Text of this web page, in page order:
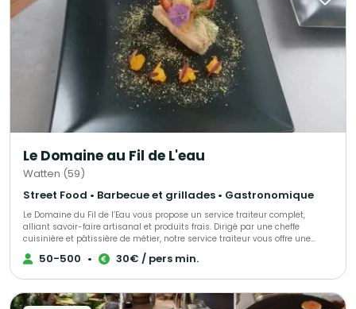
Le Domaine au Fil de L'eau
Watten (59)
Street Food • Barbecue et grillades • Gastronomique
Le Domaine du Fil de l’Eau vous propose un service traiteur complet,
alliant savoir-faire artisanal et produits frais. Dirigé par une cheffe
cuisinière et pâtissière de métier, notre service traiteur vous offre une
cuisine raffinée, préparée sur place avec des ingrédients locaux. Que ce
soit pour des cocktails dînatoires, des repas assis, des plateaux repas
offre. 🍴✨
50-500 • 30€ / pers min.